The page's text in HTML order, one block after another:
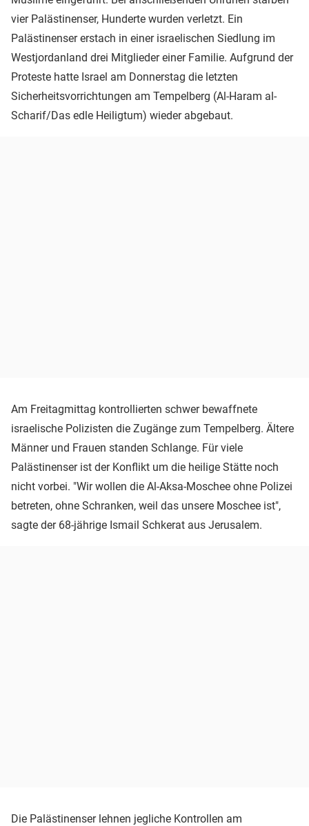
vier Palästinenser, Hunderte wurden verletzt. Ein
Palästinenser erstach in einer israelischen Siedlung im
Westjordanland drei Mitglieder einer Familie. Aufgrund der
Proteste hatte Israel am Donnerstag die letzten
Sicherheitsvorrichtungen am Tempelberg (Al-Haram al-
Scharif/Das edle Heiligtum) wieder abgebaut.
Am Freitagmittag kontrollierten schwer bewaffnete
israelische Polizisten die Zugänge zum Tempelberg. Ältere
Männer und Frauen standen Schlange. Für viele
Palästinenser ist der Konflikt um die heilige Stätte noch
nicht vorbei. "Wir wollen die Al-Aksa-Moschee ohne Polizei
betreten, ohne Schranken, weil das unsere Moschee ist",
sagte der 68-jährige Ismail Schkerat aus Jerusalem.
Die Palästinenser lehnen jegliche Kontrollen am